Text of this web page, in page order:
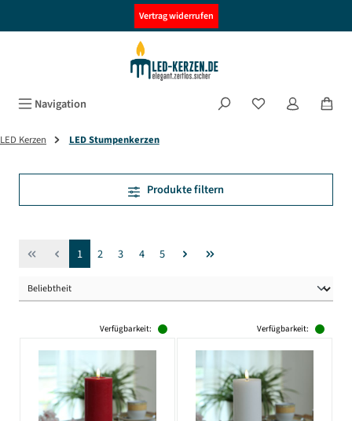
Vertrag widerrufen
Navigation
LED Kerzen LED Stumpenkerzen
Produkte filtern
Seite
1 Seite
2 Seite
3 Seite
4 Seite
5
Verfügbarkeit: Verfügbarkeit: